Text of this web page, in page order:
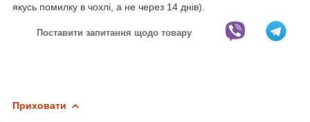
якусь помилку в чохлі, а не через 14 днів).
Поставити запитання щодо товару
Приховати